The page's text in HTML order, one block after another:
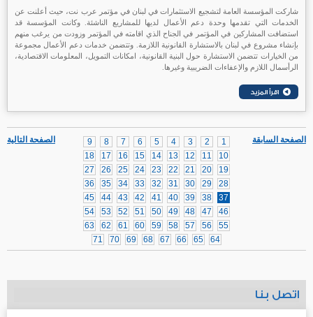
شاركت المؤسسة العامة لتشجيع الاستثمارات في لبنان في مؤتمر عرب نت، حيث أعلنت عن
الخدمات التي تقدمها وحدة دعم الأعمال لديها للمشاريع الناشئة. وكانت المؤسسة قد
استضافت المشاركين في المؤتمر في الجناح الذي اقامته في المؤتمر وزودت من يرغب منهم
بإنشاء مشروع في لبنان بالاستشارة القانونية اللازمة. وتتضمن خدمات دعم الأعمال مجموعة
من الخيارات تتضمن الاستشارة حول البنية القانونية، امكانات التمويل، المعلومات الاقتصادية،
الرأسمال اللازم والإعفاءات الضريبية وغيرها.
الصفحة التالية 1
2
3
4
5
6
7
8
9
10
11
12
13
14
15
16
17
18
19
20
21
22
23
24
25
26
27
28
29
30
31
32
33
34
35
36
37
38
39
40
41
42
43
44
45
46
47
48
49
50
51
52
53
54
55
56
57
58
59
60
61
62
63
64
65
66
67
68
69
70
71
الصفحة السابقة
اتصل بنا